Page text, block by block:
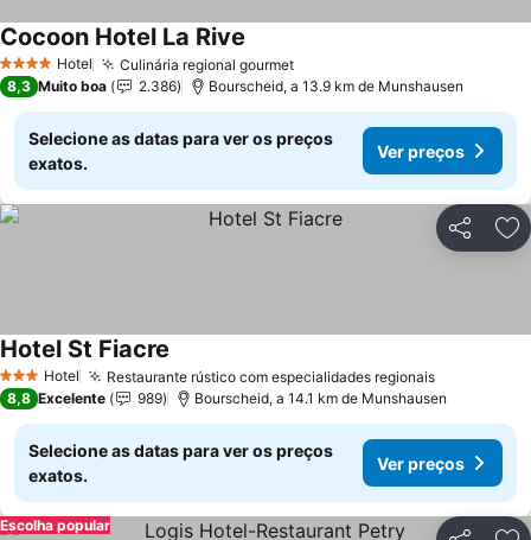
4 EstrelasHotel Culinária regional gourmet
Cocoon Hotel La Rive
8,3 Muito boa 2.386 Bourscheid, a 13.9 km de Munshausen
Selecione as datas para ver os preços
exatos.
Ver preços
Partilhar
3 EstrelasHotel Restaurante rústico com especialidades regionais
Hotel St Fiacre
8,8 Excelente 989 Bourscheid, a 14.1 km de Munshausen
Selecione as datas para ver os preços
exatos.
Ver preços
Escolha popular